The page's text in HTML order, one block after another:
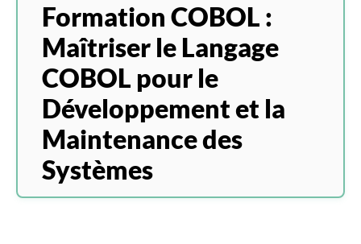
Formation COBOL :
Maîtriser le Langage
COBOL pour le
Développement et la
Maintenance des
Systèmes